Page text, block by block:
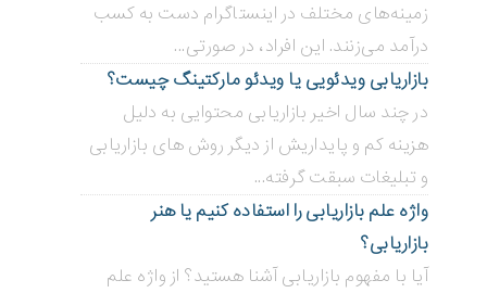
زمینه‌های مختلف در اینستاگرام دست به کسب
درآمد می‌زنند. این افراد، در صورتی...
بازاریابی ویدئویی ‌یا ویدئو مارکتینگ چیست؟
در چند سال اخیر بازاریابی محتوایی به دلیل
هزینه کم و پایداریش از دیگر روش های بازاریابی
و تبلیغات سبقت گرفته...
واژه علم بازاریابی را استفاده کنیم یا هنر
بازاریابی؟
آیا با مفهوم بازاریابی آشنا هستید؟ از واژه علم